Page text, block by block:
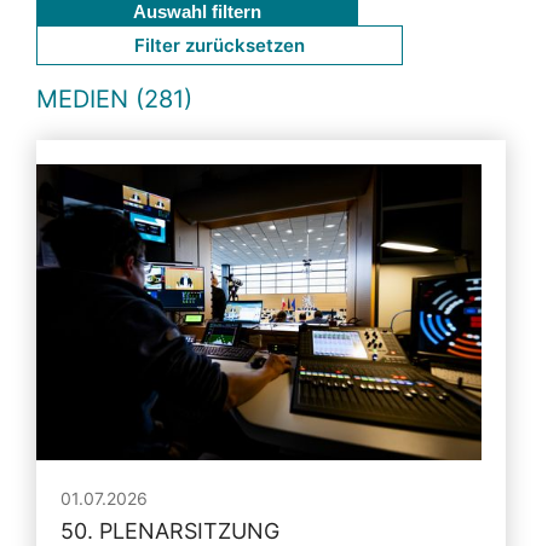
Auswahl filtern
Filter zurücksetzen
MEDIEN (281)
01.07.2026
50. PLENARSITZUNG